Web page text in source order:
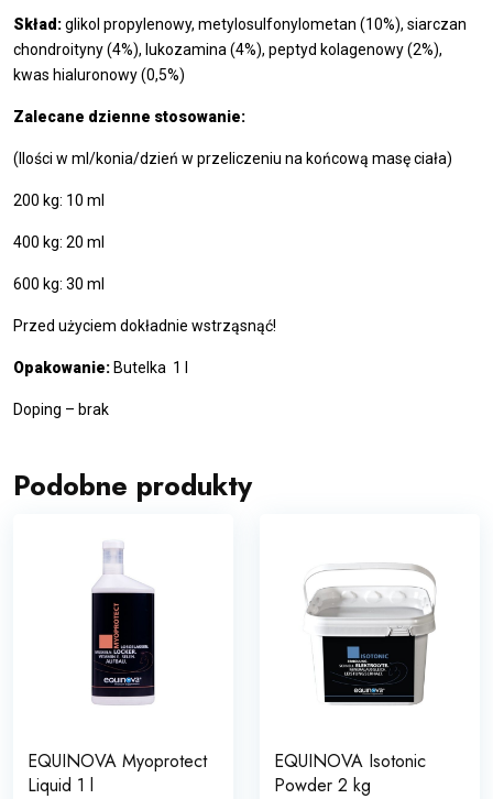
Skład:glikol propylenowy, metylosulfonylometan (10%), siarczan
chondroityny (4%), lukozamina (4%), peptyd kolagenowy (2%),
kwas hialuronowy (0,5%)
Zalecane dzienne stosowanie:
(Ilości w ml/konia/dzień w przeliczeniu na końcową masę ciała)
200 kg: 10 ml
400 kg: 20 ml
600 kg: 30 ml
Przed użyciem dokładnie wstrząsnąć!
Opakowanie: Butelka 1 l
Doping – brak
Podobne produkty
EQUINOVA Myoprotect
Liquid 1 l
EQUINOVA Isotonic
Powder 2 kg